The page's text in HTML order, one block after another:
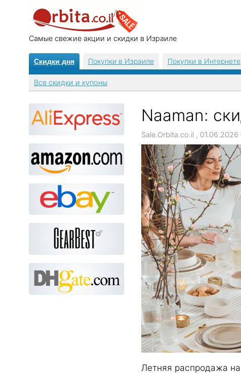
Самые свежие акции и скидки в Израиле
Скидки дня Покупки в Израиле Покупки в Интернете
Все скидки и купоны
Naaman:
Sale.Orbita.co.il ,
Летняя распродажа